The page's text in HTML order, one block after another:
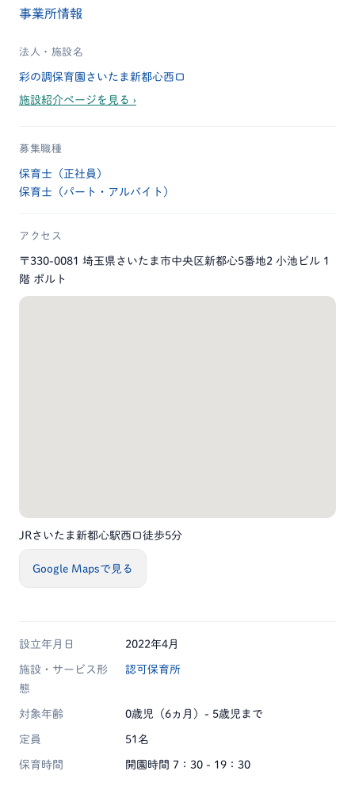
事業所情報
法人・施設名
彩の調保育園さいたま新都心西口
施設紹介ページを見る ›
募集職種
保育士（正社員）
保育士（パート・アルバイト）
アクセス
〒330-0081 埼玉県さいたま市中央区新都心5番地2 小池ビル 1
階 ポルト
JRさいたま新都心駅西口徒歩5分
Google Mapsで見る
設立年月日 2022年4月
施設・サービス形
態
認可保育所
対象年齢 0歳児（6ヵ月）- 5歳児まで
定員 51名
保育時間 開園時間 7：30 - 19：30